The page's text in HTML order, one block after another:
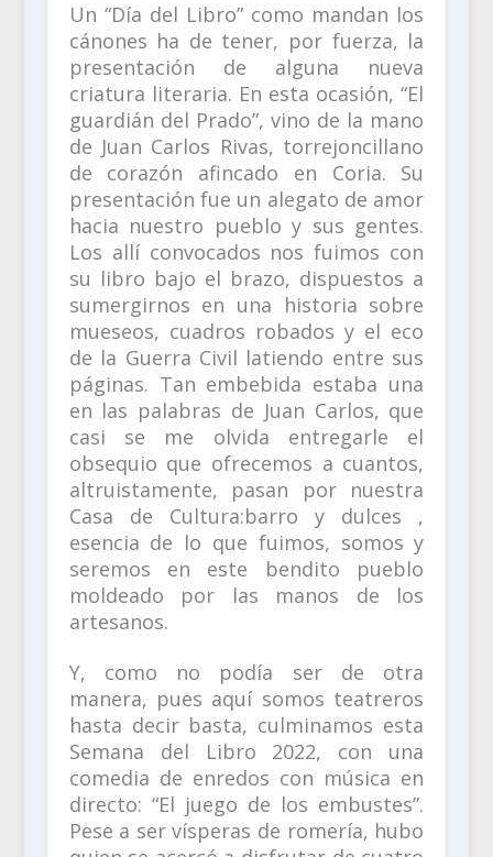
Un “Día del Libro” como mandan los
cánones ha de tener, por fuerza, la
presentación de alguna nueva
criatura literaria. En esta ocasión, “El
guardián del Prado”, vino de la mano
de Juan Carlos Rivas, torrejoncillano
de corazón afincado en Coria. Su
presentación fue un alegato de amor
hacia nuestro pueblo y sus gentes.
Los allí convocados nos fuimos con
su libro bajo el brazo, dispuestos a
sumergirnos en una historia sobre
mueseos, cuadros robados y el eco
de la Guerra Civil latiendo entre sus
páginas. Tan embebida estaba una
en las palabras de Juan Carlos, que
casi se me olvida entregarle el
obsequio que ofrecemos a cuantos,
altruistamente, pasan por nuestra
Casa de Cultura:barro y dulces ,
esencia de lo que fuimos, somos y
seremos en este bendito pueblo
moldeado por las manos de los
artesanos.
Y, como no podía ser de otra
manera, pues aquí somos teatreros
hasta decir basta, culminamos esta
Semana del Libro 2022, con una
comedia de enredos con música en
directo: “El juego de los embustes”.
Pese a ser vísperas de romería, hubo